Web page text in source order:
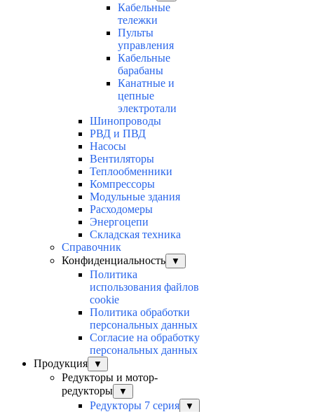
Кабельные
тележки
Пульты
управления
Кабельные
барабаны
Канатные и
цепные
электротали
Шинопроводы
РВД и ПВД
Насосы
Вентиляторы
Теплообменники
Компрессоры
Модульные здания
Расходомеры
Энергоцепи
Складская техника
Справочник
Конфиденциальность
▼
Политика
использования файлов
cookie
Политика обработки
персональных данных
Согласие на обработку
персональных данных
Продукция
▼
Редукторы и мотор-
редукторы
▼
Редукторы 7 серия ▼